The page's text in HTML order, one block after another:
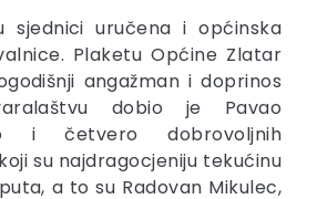
sjednici uručena i općinska
Plaketu Općine Zlatar
angažman i doprinos
dobio je Pavao
i četvero dobrovoljnih
su najdragocjeniju tekućinu
a to su Radovan Mikulec,